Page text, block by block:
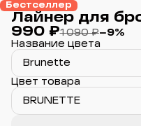
Бестселлер
Лайнер для
990 ₽1 090 ₽−9%
Название цвета
Brunette
Цвет товара
BRUNETTE